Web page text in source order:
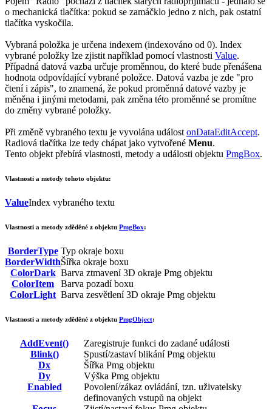
o mechanická tlačítka: pokud se zamáčklo jedno z nich, pak ostatní
tlačítka vyskočila.
Vybraná položka je určena indexem (indexováno od 0). Index
vybrané položky lze zjistit například pomocí vlastnosti Value.
Případná datová vazba určuje proměnnou, do které bude přenášena
hodnota odpovídající vybrané položce. Datová vazba je zde "pro
čtení i zápis", to znamená, že pokud proměnná datové vazby je
měněna i jinými metodami, pak změna této proměnné se promítne
do změny vybrané položky.
Při změně vybraného textu je vyvolána událost onDataEditAccept.
Radiová tlačítka lze tedy chápat jako vytvořené Menu.
Tento objekt přebírá vlastnosti, metody a události objektu PmgBox.
Vlastnosti a metody tohoto objektu:
ValueIndex vybraného textu
Vlastnosti a metody zděděné z objektu PmgBox:
BorderType Typ okraje boxu
BorderWidthŠířka okraje boxu
ColorDark Barva ztmavení 3D okraje Pmg objektu
ColorItem
Barva pozadí boxu
ColorLight Barva zesvětlení 3D okraje Pmg objektu
Vlastnosti a metody zděděné z objektu PmgObject:
AddEvent()
Zaregistruje funkci do zadané události
Blink()
Spustí/zastaví blikáníPmg objektu
Dx
Šířka Pmg objektu
Dy
Výška Pmg objektu
Enabled
Povolení/zákaz ovládání, tzn. uživatelsky
definovaných vstupů na objekt